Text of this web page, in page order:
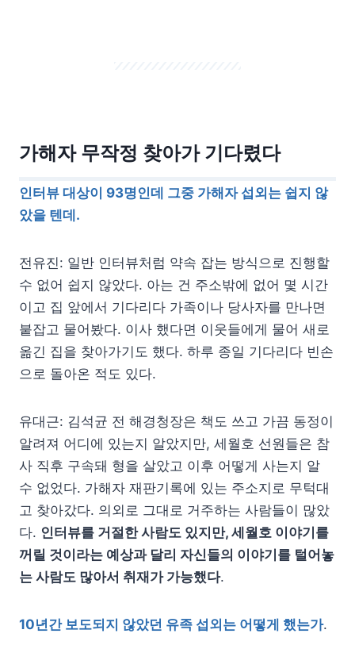
가해자 무작정 찾아가 기다렸다
인터뷰 대상이 93명인데 그중 가해자 섭외는 쉽지 않
았을 텐데.
전유진: 일반 인터뷰처럼 약속 잡는 방식으로 진행할
수 없어 쉽지 않았다. 아는 건 주소밖에 없어 몇 시간
이고 집 앞에서 기다리다 가족이나 당사자를 만나면
붙잡고 물어봤다. 이사 했다면 이웃들에게 물어 새로
옮긴 집을 찾아가기도 했다. 하루 종일 기다리다 빈손
으로 돌아온 적도 있다.
유대근: 김석균 전 해경청장은 책도 쓰고 가끔 동정이
알려져 어디에 있는지 알았지만, 세월호 선원들은 참
사 직후 구속돼 형을 살았고 이후 어떻게 사는지 알
수 없었다. 가해자 재판기록에 있는 주소지로 무턱대
고 찾아갔다. 의외로 그대로 거주하는 사람들이 많았
다. 인터뷰를 거절한 사람도 있지만, 세월호 이야기를
꺼릴 것이라는 예상과 달리 자신들의 이야기를 털어놓
는 사람도 많아서 취재가 가능했다.
10년간 보도되지 않았던 유족 섭외는 어떻게 했는가.